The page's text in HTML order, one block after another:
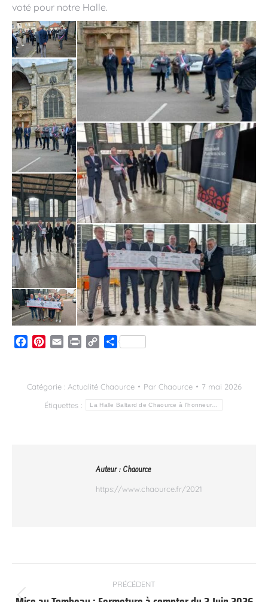
voté pour notre Halle.
Facebook
Pinterest
Email Print
CopyPartager
Catégorie : Actualité Chaource Par Chaource
7 mai 2026
Étiquettes :
La Halle Baltard de Chaource à l'honneur…
Auteur : Chaource
https://www.chaource.fr/2021
PRÉCÉDENT